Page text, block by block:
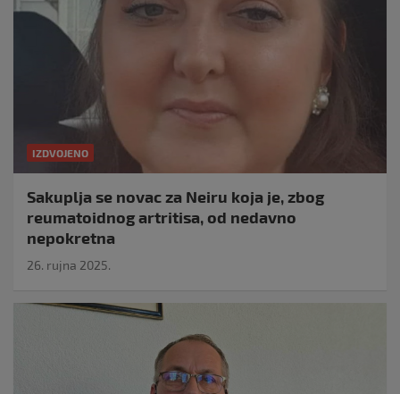
IZDVOJENO
Sakuplja se novac za Neiru koja je, zbog
reumatoidnog artritisa, od nedavno
nepokretna
26. rujna 2025.